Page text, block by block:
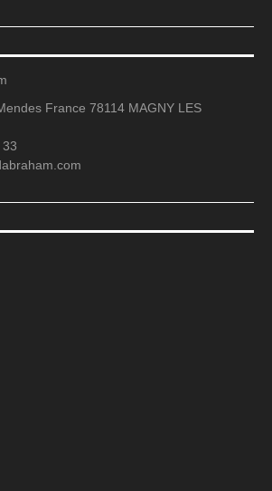
France 78114 MAGNY LES